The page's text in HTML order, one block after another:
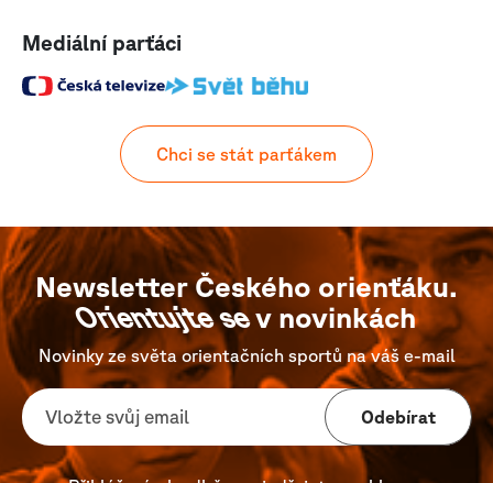
Mediální parťáci
Chci se stát parťákem
Newsletter Českého orienťáku.
Orientujte sev novinkách
Novinky ze světa orientačních sportů na váš e-mail
Odebírat